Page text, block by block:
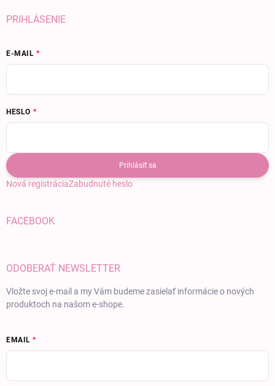
PRIHLÁSENIE
E-MAIL
HESLO
Prihlásiť sa
Nová registráciaZabudnuté heslo
FACEBOOK
ODOBERAŤ NEWSLETTER
Vložte svoj e-mail a my Vám budeme zasielať informácie o nových
produktoch na našom e-shope.
EMAIL